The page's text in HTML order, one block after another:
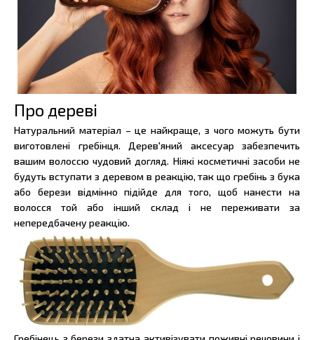
Про дереві
Натуральний матеріал – це найкраще, з чого можуть бути
виготовлені гребінця. Дерев'яний аксесуар забезпечить
вашим волоссю чудовий догляд. Ніякі косметичні засоби не
будуть вступати з деревом в реакцію, так що гребінь з бука
або берези відмінно підійде для того, щоб нанести на
волосся той або інший склад і не переживати за
непередбачену реакцію.